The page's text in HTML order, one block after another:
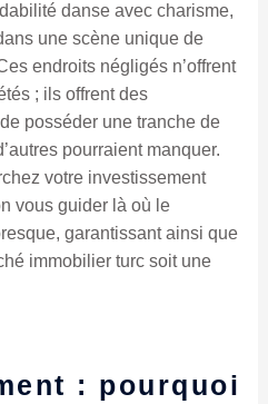
danse avec charisme,
une scène unique de
endroits négligés n’offrent
; ils offrent des
posséder une tranche de
pourraient manquer.
votre investissement
vous guider là où le
garantissant ainsi que
immobilier turc soit une
: pourquoi